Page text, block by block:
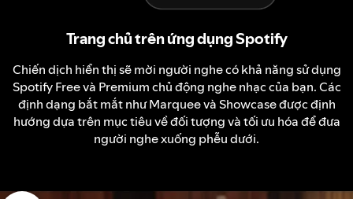
Trang chủ trên ứng dụng Spotify
Chiến dịch hiển thị sẽ mời người nghe có khả năng sử dụng
Spotify Free và Premium chủ động nghe nhạc của bạn. Các
định dạng bắt mắt như Marquee và Showcase được định
hướng dựa trên mục tiêu về đối tượng và tối ưu hóa để đưa
người nghe xuống phễu dưới.